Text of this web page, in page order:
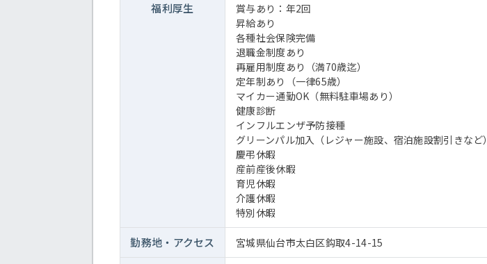
福利厚生
賞与あり：年2回
昇給あり
各種社会保険完備
退職金制度あり
再雇用制度あり（満70歳迄）
定年制あり（一律65歳）
マイカー通勤OK（無料駐車場あり）
健康診断
インフルエンザ予防接種
グリーンパル加入（レジャー施設、宿泊施設割引きなど）
慶弔休暇
産前産後休暇
育児休暇
介護休暇
特別休暇
勤務地・ アクセス 宮城県仙台市太白区鈎取4-14-15